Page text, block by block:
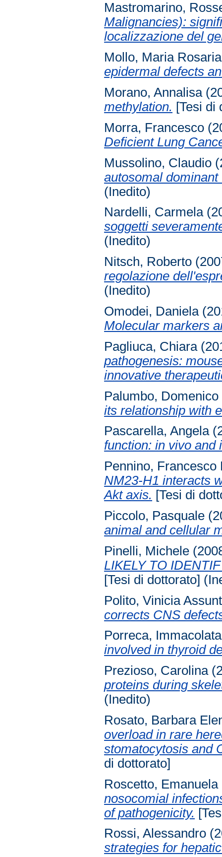
Mastromarino,
Malignancies):
localizzazione del
Mollo, Maria Rosaria
epidermal defects
Morano, Annalisa
methylation. [Tesi di
Morra, Francesco
Deficient Lung
Mussolino, Claudio
autosomal
(Inedito)
Nardelli, Carmela
soggetti
(Inedito)
Nitsch, Roberto
regolazione
(Inedito)
Omodei, Daniela
Molecular markers
Pagliuca, Chiara
pathogenesis:
innovative
Palumbo, Domenico
its relationship with
Pascarella, Angela
function: in vivo and
Pennino, Francesco
NM23-H1 interacts
Akt axis. [Tesi di
Piccolo, Pasquale
animal and cellular
Pinelli, Michele
LIKELY TO
[Tesi di dottorato]
Polito, Vinicia
corrects CNS
Porreca, Immacolata
involved in thyroid
Prezioso, Carolina
proteins during
(Inedito)
Rosato, Barbara
overload in rare
stomatocytosis and
di dottorato]
Roscetto, Emanuela
nosocomial
of pathogenicity.
Rossi, Alessandro
strategies for